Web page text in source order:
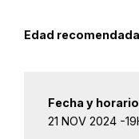
Edad
Fecha y horario
21 NOV 2024 -